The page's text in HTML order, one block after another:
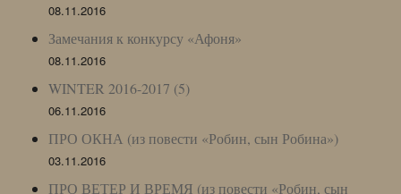
08.11.2016
Замечания к конкурсу «Афоня»
08.11.2016
WINTER 2016-2017 (5)
06.11.2016
ПРО ОКНА (из повести «Робин, сын Робина»)
03.11.2016
ПРО ВЕТЕР И ВРЕМЯ (из повести «Робин, сын